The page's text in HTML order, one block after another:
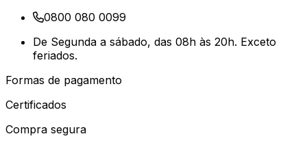
0800 080 0099
De Segunda a sábado, das 08h às 20h. Exceto
feriados.
Formas de pagamento
Certificados
Compra segura